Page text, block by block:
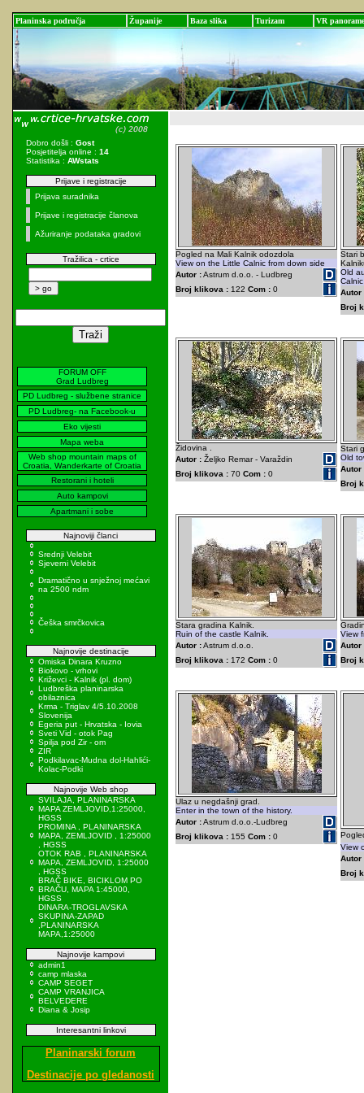
Planinska područja Županije Baza slika Turizam VR panorame
Dobro došli : Gost
Posjetitelja online : 14
Statistika : AWstats
Prijave i registracije
Prijava suradnika
Prijave i registracije članova
Ažuriranje podataka gradovi
Tražilica - crtice
FORUM OFF
Grad Ludbreg
PD Ludbreg - službene stranice
PD Ludbreg- na Facebook-u
Eko vijesti
Mapa weba
Web shop mountain maps of
Croatia, Wanderkarte of Croatia
Restorani i hoteli
Auto kampovi
Apartmani i sobe
Najnoviji članci
Srednji Velebit
Sjeverni Velebit
Dramatično u snježnoj mećavi
na 2500 ndm
Češka smrčkovica
Najnovije destinacije
Omiska Dinara Kruzno
Biokovo - vrhovi
Križevci - Kalnik (pl. dom)
Ludbreška planinarska
obilaznica
Krma - Triglav 4/5.10.2008
Slovenija
Egeria put - Hrvatska - Iovia
Sveti Vid - otok Pag
Spilja pod Zir - om
ZIR
Podkilavac-Mudna dol-Hahlići-
Kolac-Podki
Najnovije Web shop
SVILAJA, PLANINARSKA
MAPA ZEMLJOVID,1:25000,
HGSS
PROMINA , PLANINARSKA
MAPA, ZEMLJOVID , 1:25000
, HGSS
OTOK RAB , PLANINARSKA
MAPA, ZEMLJOVID, 1:25000
, HGSS
BRAČ BIKE, BICIKLOM PO
BRAČU, MAPA 1:45000,
HGSS
DINARA-TROGLAVSKA
SKUPINA-ZAPAD
,PLANINARSKA
MAPA,1:25000
Najnovije kampovi
admin1
camp mlaska
CAMP SEGET
CAMP VRANJICA
BELVEDERE
Diana & Josip
Interesantni linkovi
Planinarski forum
Destinacije po gledanosti
Pogled na Mali Kalnik odozdola
View on the Little Calnic from down side
Autor :Astrum d.o.o. - Ludbreg
Broj klikova : 122 Com : 0
Stari
Old
Calnic
Autor
Broj
Židovina .
Autor : Željko Remar - Varaždin
Broj klikova : 70 Com : 0
Stari
Old
Autor
Broj
Stara gradina Kalnik.
Ruin of the castle Kalnik.
Autor :Astrum d.o.o.
Broj klikova : 172 Com : 0
View
Autor
Broj
Ulaz u negdašnji grad.
Enter in the town of the history.
Autor :Astrum d.o.o.-Ludbreg
Broj klikova : 155 Com : 0
View
Autor
Broj